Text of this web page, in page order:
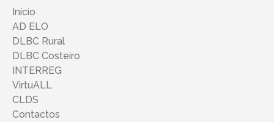
Início
AD ELO
DLBC Rural
DLBC Costeiro
INTERREG
VirtuALL
CLDS
Contactos